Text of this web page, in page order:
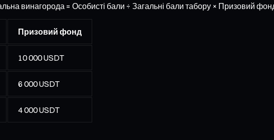
винагорода = Особисті бали ÷ Загальні бали табору × Призовий
Призовий фонд
10 000 USDT
6 000 USDT
4 000 USDT